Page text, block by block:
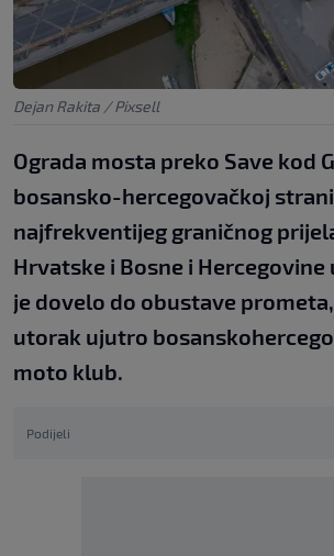
Dejan Rakita / Pixsell
Ograda mosta preko Save kod
bosansko-hercegovačkoj strani
najfrekventijeg graničnog
Hrvatske i Bosne i Hercegovine
je dovelo do obustave
utorak ujutro
moto klub.
Podijeli